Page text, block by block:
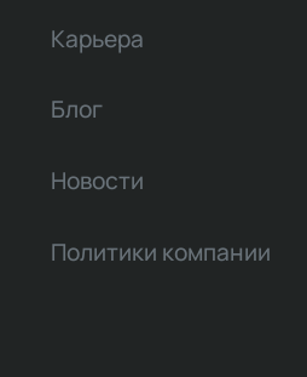
Карьера
Блог
Новости
Политики компании